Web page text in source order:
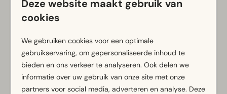
Gratis Wifi
Badkamer
Badkamer(s) beneden: 1
Douche(cabine) Toon meer ↓
Deze website maakt gebruik van
cookies
We gebruiken cookies voor een optimale
gebruikservaring, om gepersonaliseerde inhoud te
bieden en ons verkeer te analyseren. Ook delen we
informatie over uw gebruik van onze site met onze
partners voor social media, adverteren en analyse. Deze